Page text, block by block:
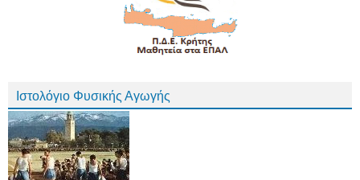
Ιστολόγιο Φυσικής Αγωγής